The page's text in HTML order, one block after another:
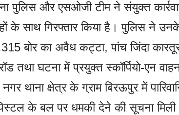
पुलिस और एसओजी टीम ने संयुक्त
के साथ गिरफ्तार किया है। पुलिस ने
बोर का अवैध कट्टा, पांच जिंदा
तथा घटना में प्रयुक्त स्कॉर्पियो-एन
थाना क्षेत्र के ग्राम बिरऊपुर में
पिस्टल के बल पर धमकी देने की सूचना